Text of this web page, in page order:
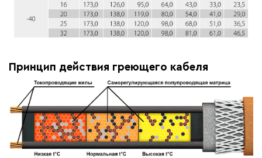
Принцип действия греющего кабеля